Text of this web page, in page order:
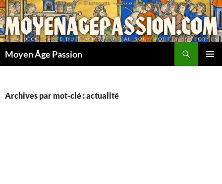
Aller
au
contenu
Moyen Âge Passion
Archives par mot-clé : actualité